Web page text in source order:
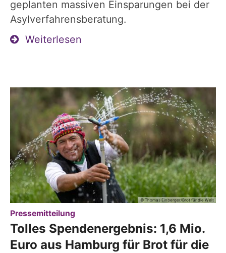
geplanten massiven Einsparungen bei der
Asylverfahrensberatung.
Weiterlesen
© Thomas Einberger/Brot für die Welt
Pressemitteilung
Tolles Spendenergebnis: 1,6 Mio.
Euro aus Hamburg für Brot für die